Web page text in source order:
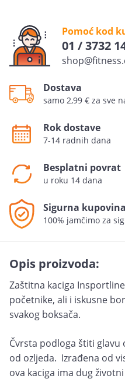
Pomoć kod
01 / 3732
Dostava
samo 2,99 € za sve
Rok dostave
7-14 radnih dana
Besplatni povrat
u roku 14 dana
Sigurna kupovina
100% jamčimo za
Opis proizvoda:
Zaštitna kaciga
početnike, ali i iskusne
svakog boksača.
Čvrsta podloga štiti
od ozljeda. Izrađena od
ova kaciga ima dug